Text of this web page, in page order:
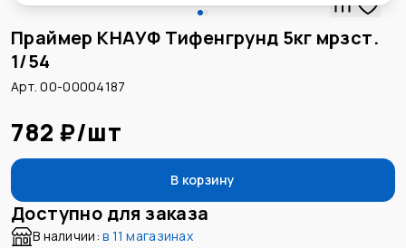
Праймер КНАУФ Тифенгрунд 5кг мрзст.
1/54
Арт. 00-00004187
782 ₽/шт
В корзину
Доступно для заказа
В наличии: в 11 магазинах